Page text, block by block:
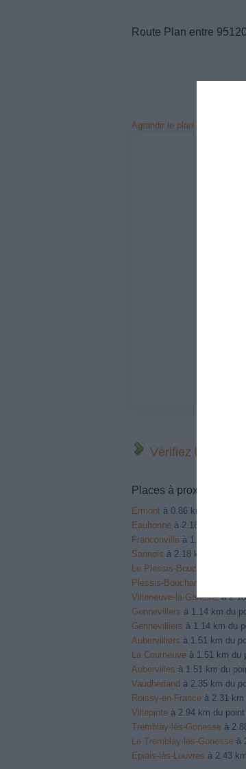
Route Plan entre
Agrandir le plan
Vérifiez la météo
Places à proximité de
Ermont à 0.86 km du point 1
Eaubonne à 2.18 km du point
Franconville à 1.95 km du
Sannois à 2.18 km du point 2
Le Plessis-Bouchard
Plessis-Bouchard
Villeneuve-la-Garenneà
Gennevillers à 1.14 km du
Gennevilliers à 1.14 km du
Aubervilliers à 1.51 km du
La Courneuve à 1.51 km du
Aubervilles à 1.51 km du
Vaudherland à 2.35 km du
Roissy-en-France à 2.31
Villepinte à 2.94 km du
Tremblay-lès-Gonesse à
Le Tremblay-lès-Gonesse à
Épiais-lès-Louvres à 2.43